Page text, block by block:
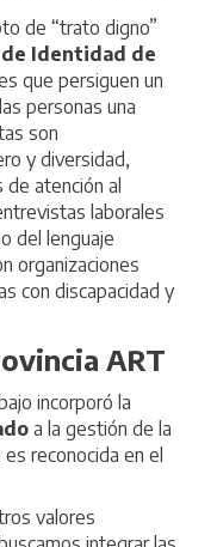
de “trato digno”
Identidad de
que persiguen un
personas una
son
y diversidad,
atención al
laborales
del lenguaje
organizaciones
con discapacidad y
ART
incorporó la
a la gestión de la
reconocida en el
valores